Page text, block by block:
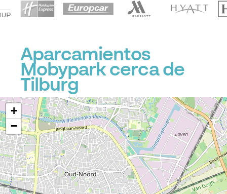
Aparcamientos
Mobypark cerca de
Tilburg
+
−